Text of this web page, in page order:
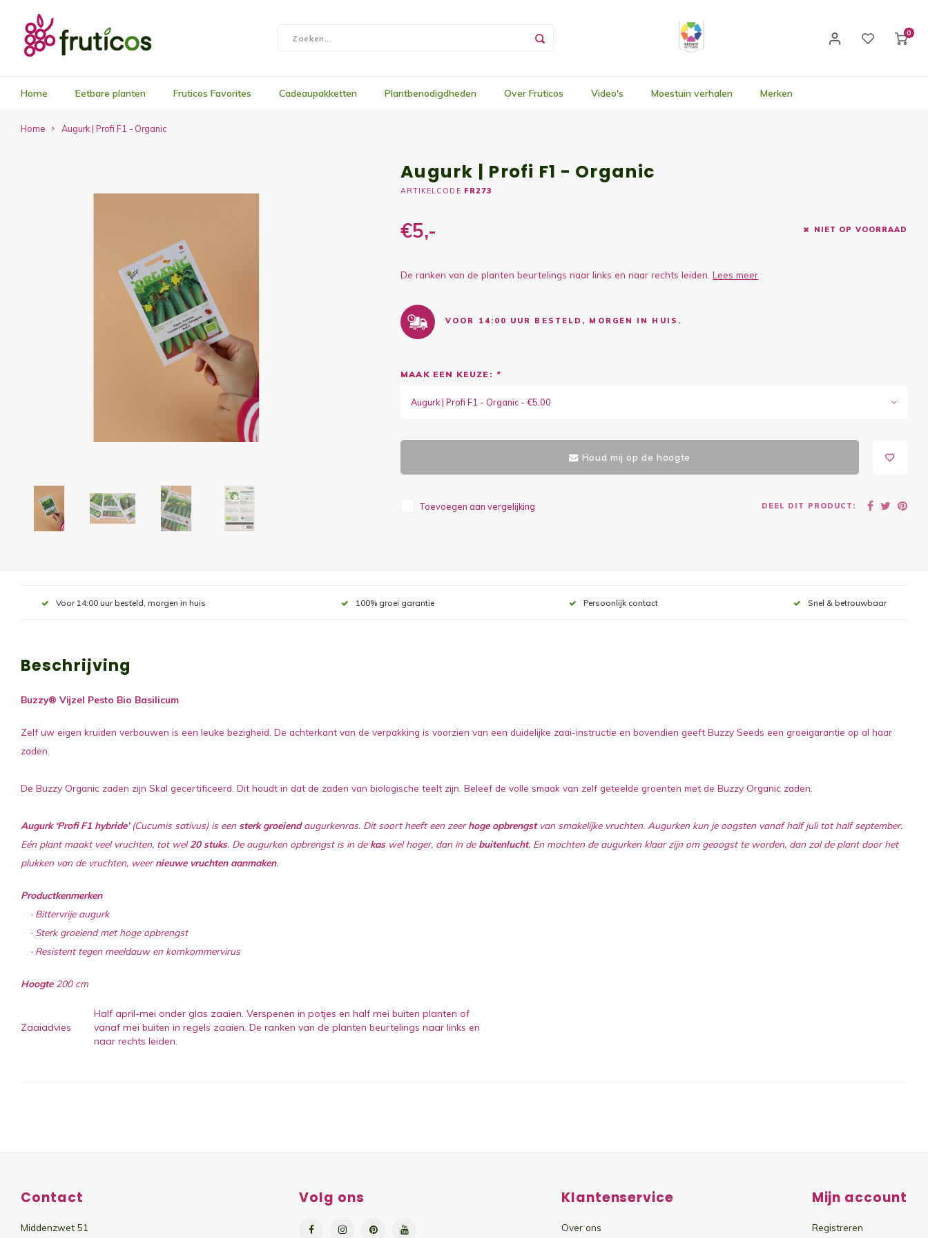
0
Home Eetbare planten Fruticos Favorites Cadeaupakketten Plantbenodigdheden Over Fruticos Video's Moestuin verhalen Merken
Home Augurk | Profi F1 - Organic
Augurk | Profi F1 - Organic
ARTIKELCODE FR273
€5,- NIET OP VOORRAAD
De ranken van de planten beurtelings naar links en naar rechts leiden. Lees meer
VOOR 14:00 UUR BESTELD, MORGEN IN HUIS.
MAAK EEN KEUZE: *
Augurk | Profi F1 - Organic - €5,00
Houd mij op de hoogte
Toevoegen aan vergelijking DEEL DIT PRODUCT:
Voor 14:00 uur besteld, morgen in huis 100% groei garantie Persoonlijk contact Snel & betrouwbaar
Beschrijving
Buzzy® Vijzel Pesto Bio Basilicum
Zelf uw eigen kruiden verbouwen is een leuke bezigheid. De achterkant van de verpakking is voorzien van een duidelijke zaai-instructie en bovendien geeft Buzzy Seeds een groeigarantie op al haar
zaden.
De Buzzy Organic zaden zijn Skal gecertificeerd. Dit houdt in dat de zaden van biologische teelt zijn. Beleef de volle smaak van zelf geteelde groenten met de Buzzy Organic zaden.
Augurk ‘Profi F1 hybride’(Cucumis sativus) is een sterk groeiendaugurkenras. Dit soort heeft een zeerhoge opbrengstvan smakelijke vruchten. Augurken kun je oogsten vanaf half juli tot half september.
Eén plant maakt veel vruchten, tot wel20 stuks. De augurken opbrengst is in de kaswel hoger, dan in de buitenlucht. En mochten de augurken klaar zijn om geoogst te worden, dan zal de plant door het
plukken van de vruchten, weernieuwe vruchten aanmaken.
Productkenmerken
· Bittervrije augurk
· Sterk groeiend met hoge opbrengst
· Resistent tegen meeldauw en komkommervirus
Hoogte200 cm
Zaaiadvies
Half april-mei onder glas zaaien. Verspenen in potjes en half mei buiten planten of
vanaf mei buiten in regels zaaien. De ranken van de planten beurtelings naar links en
naar rechts leiden.
Contact
Middenzwet 51
Volg ons Klantenservice
Over ons
Mijn account
Registreren